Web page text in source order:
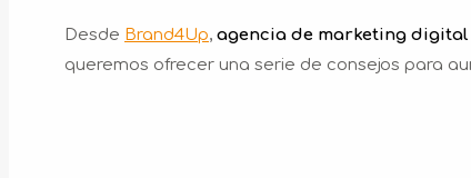
Desde Brand4Up, agencia de marketing
queremos ofrecer una serie de consejos para